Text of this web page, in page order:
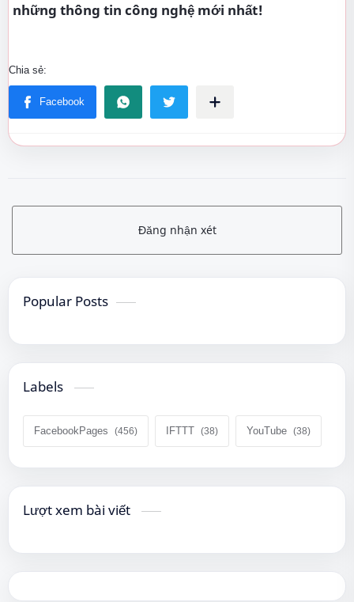
những thông tin công nghệ mới nhất!
Đăng nhận xét
Popular Posts
Labels
FacebookPages IFTTT YouTube
Lượt xem bài viết